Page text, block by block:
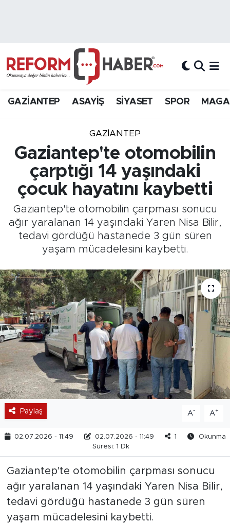
GAZİANTEP ASAYİŞ SİYASET SPOR
GAZIANTEP
Gaziantep'te otomobilin
çarptığı 14 yaşındaki
çocuk hayatını kaybetti
Gaziantep'te otomobilin çarpması sonucu
ağır yaralanan 14 yaşındaki Yaren Nisa Bilir,
tedavi gördüğü hastanede 3 gün süren
yaşam mücadelesini kaybetti.
Paylaş A- A+
02.07.2026 - 11:49 02.07.2026 - 11:49 1
Okunma
Süresi: 1 Dk
Gaziantep'te otomobilin çarpması sonucu
ağır yaralanan 14 yaşındaki Yaren Nisa Bilir,
tedavi gördüğü hastanede 3 gün süren
yaşam mücadelesini kaybetti.
Hava Durumu
Süper Lig Puan Durumu ve Fikstür
Tüm Manşetler
Son Dakika Haberleri
Haber Arşivi